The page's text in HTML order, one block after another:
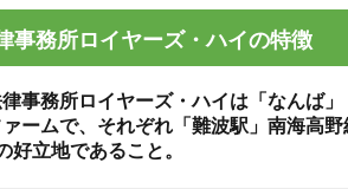
事務所ロイヤーズ・ハイの特徴
事務所ロイヤーズ・ハイは「なんば
ームで、それぞれ「難波駅」南海高野
好立地であること。